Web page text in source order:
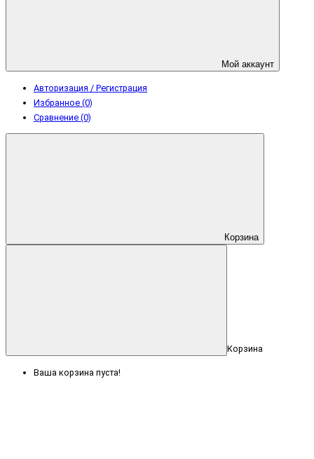
Мой аккаунт
Авторизация / Регистрация
Избранное (0)
Сравнение (0)
Корзина
Корзина
Ваша корзина пуста!